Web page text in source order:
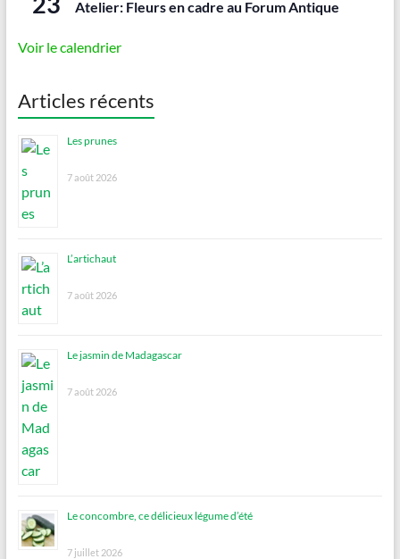
Atelier: Fleurs en cadre au Forum Antique
Voir le calendrier
Articles récents
Les prunes
7 août 2026
L’artichaut
7 août 2026
Le jasmin de Madagascar
7 août 2026
Le concombre, ce délicieux légume d’été
7 juillet 2026